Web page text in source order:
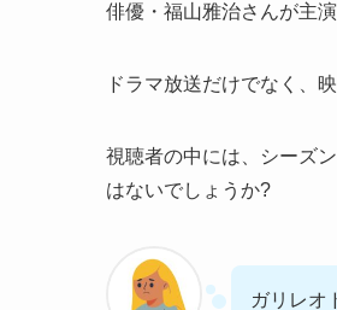
俳優・福山雅治さんが主
ドラマ放送だけでなく、
視聴者の中には、シーズ
はないでしょうか?
ガリレオ